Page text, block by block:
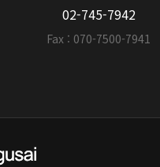
02-745-7942
Fax : 070-7500-7941